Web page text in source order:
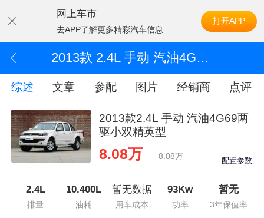
网上车市
去APP了解更多精彩汽车信息
打开APP
2013款 2.4L 手动 汽油4G69两驱小双精英型
综述 文章 参配 图片 经销商 点评
2013款2.4L 手动 汽油4G69两
驱小双精英型
8.08万 8.08万 配置参数
2.4L
排量
10.400L
油耗
暂无数据
用车成本
93Kw
功率
暂无
3年保值率